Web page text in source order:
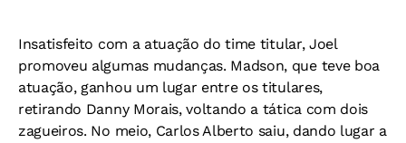
Insatisfeito com a atuação do time titular, Joel
promoveu algumas mudanças. Madson, que teve boa
atuação, ganhou um lugar entre os titulares,
retirando Danny Morais, voltando a tática com dois
zagueiros. No meio, Carlos Alberto saiu, dando lugar a